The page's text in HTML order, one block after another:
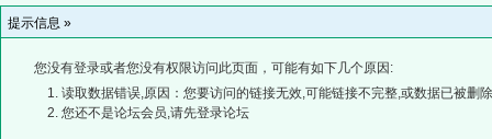
提示信息 »
您没有登录或者您没有权限访问此页面，可能有如下几个原因:
读取数据错误,原因：您要访问的链接无效,可能链接不完整,或数据已被删
您还不是论坛会员,请先登录论坛